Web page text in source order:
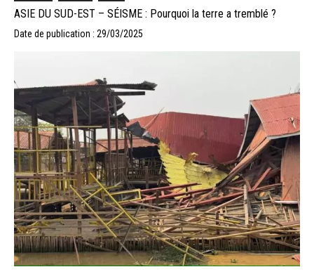
ASIE DU SUD-EST – SÉISME : Pourquoi la terre a tremblé ?
Date de publication : 29/03/2025